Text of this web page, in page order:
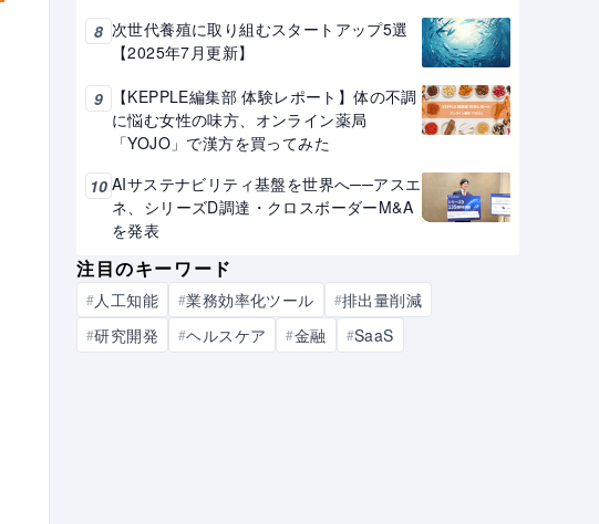
8 次世代養殖に取り組むスタートアップ5選
【2025年7月更新】
9
【KEPPLE編集部 体験レポート】体の不調
に悩む女性の味方、オンライン薬局
「YOJO」で漢方を買ってみた
10 AIサステナビリティ基盤を世界へ──アスエ
ネ、シリーズD調達・クロスボーダーM&A
を発表
注目のキーワード
#人工知能 #業務効率化ツール #排出量削減
#研究開発 #ヘルスケア #金融 #SaaS